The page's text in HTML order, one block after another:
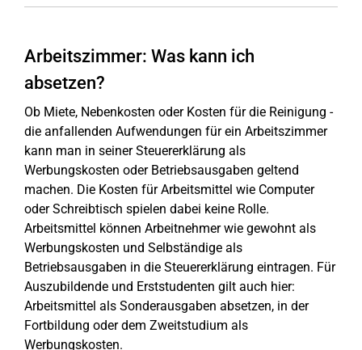
Arbeitszimmer: Was kann ich
absetzen?
Ob Miete, Nebenkosten oder Kosten für die Reinigung -
die anfallenden Aufwendungen für ein Arbeitszimmer
kann man in seiner Steuererklärung als
Werbungskosten oder Betriebsausgaben geltend
machen. Die Kosten für Arbeitsmittel wie Computer
oder Schreibtisch spielen dabei keine Rolle.
Arbeitsmittel können Arbeitnehmer wie gewohnt als
Werbungskosten und Selbständige als
Betriebsausgaben in die Steuererklärung eintragen. Für
Auszubildende und Erststudenten gilt auch hier:
Arbeitsmittel als Sonderausgaben absetzen, in der
Fortbildung oder dem Zweitstudium als
Werbungskosten.